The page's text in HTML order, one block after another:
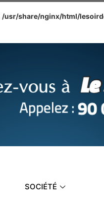
/usr/share/nginx/html/
SOCIÉTÉ